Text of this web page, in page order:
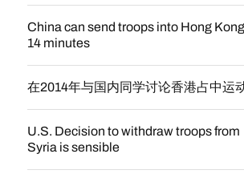
China can send troops into Hong
14 minutes
在2014年与国内同学讨论香港占中运
U.S. Decision to withdraw troops from
Syria is sensible